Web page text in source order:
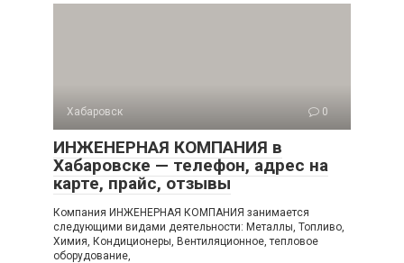
Хабаровск 0
ИНЖЕНЕРНАЯ КОМПАНИЯ в
Хабаровске — телефон, адрес на
карте, прайс, отзывы
Компания ИНЖЕНЕРНАЯ КОМПАНИЯ занимается
следующими видами деятельности: Металлы, Топливо,
Химия, Кондиционеры, Вентиляционное, тепловое
оборудование,